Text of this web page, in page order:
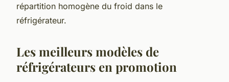
répartition homogène du froid dans le
réfrigérateur.
Les meilleurs modèles de
réfrigérateurs en promotion